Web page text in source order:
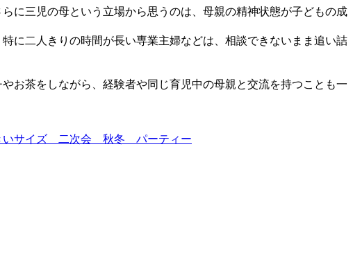
に三児の母という立場から思うのは、母親の精神状態が子どもの成
に二人きりの時間が長い専業主婦などは、相談できないまま追い詰
お茶をしながら、経験者や同じ育児中の母親と交流を持つことも一
いサイズ 二次会 秋冬 パーティー